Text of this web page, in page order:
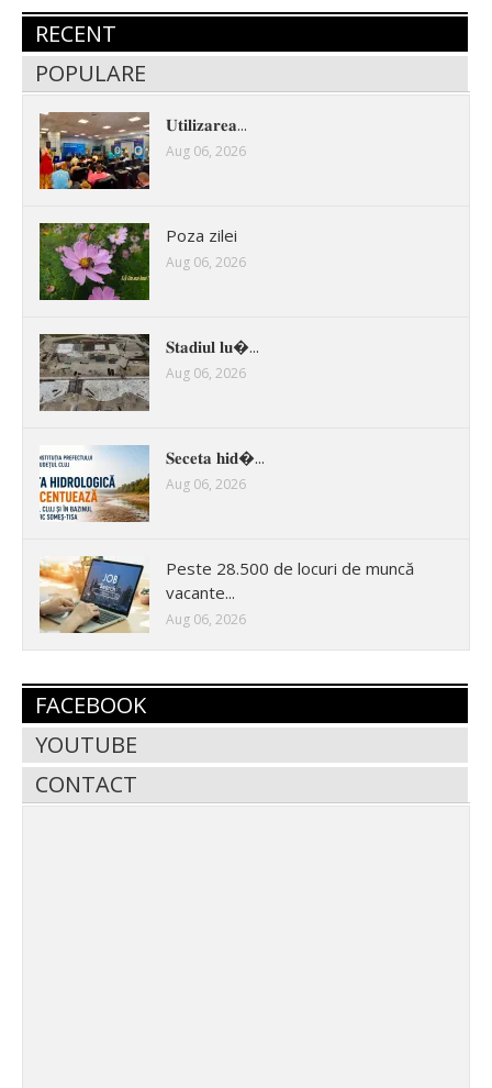
RECENT
POPULARE
𝐔𝐭𝐢𝐥𝐢𝐳𝐚𝐫𝐞𝐚...
Aug 06, 2026
Poza zilei
Aug 06, 2026
𝐒𝐭𝐚𝐝𝐢𝐮𝐥 𝐥𝐮�...
Aug 06, 2026
𝐒𝐞𝐜𝐞𝐭𝐚 𝐡𝐢𝐝�...
Aug 06, 2026
Peste 28.500 de locuri de muncă
vacante...
Aug 06, 2026
FACEBOOK
YOUTUBE
CONTACT